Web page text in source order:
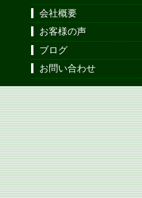
会社概要
お客様の声
ブログ
お問い合わせ